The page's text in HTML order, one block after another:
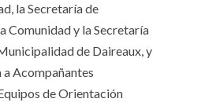
la Secretaría de
Comunidad y la Secretaría
de Daireaux, y
Acompañantes
de Orientación